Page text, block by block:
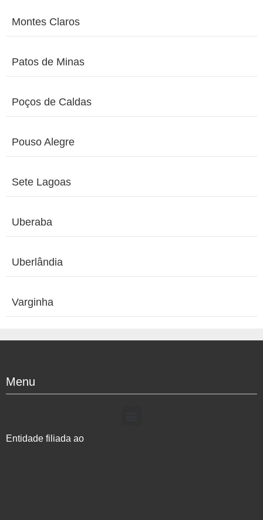
Montes Claros
Patos de Minas
Poços de Caldas
Pouso Alegre
Sete Lagoas
Uberaba
Uberlândia
Varginha
Menu
Entidade filiada ao